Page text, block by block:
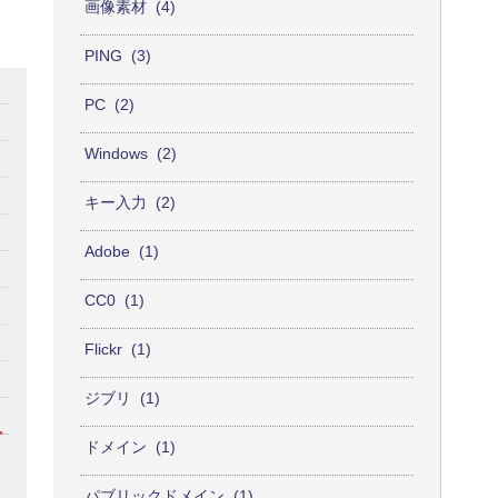
画像素材 4
PING 3
PC 2
Windows 2
キー入力 2
Adobe 1
CC0 1
Flickr 1
ジブリ 1
ドメイン 1